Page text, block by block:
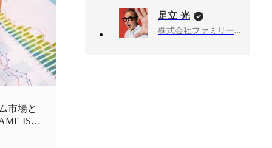
市場と
IS
足立 光
株式会社ファミリーマート, チーフ・マーケティング・オフィサー（CMO）